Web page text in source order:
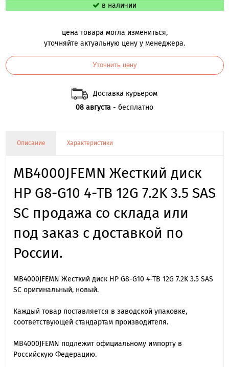
в наличии
цена товара могла измениться,
уточняйте актуальную цену у менеджера.
Уточнить цену
Доставка курьером
08 августа - бесплатно
Описание Характеристики
MB4000JFEMN Жесткий диск
HP G8-G10 4-TB 12G 7.2K 3.5 SAS
SC продажа со склада или
под заказ с доставкой по
России.
MB4000JFEMN Жесткий диск HP G8-G10 4-TB 12G 7.2K 3.5 SAS
SC оригинальный, новый.
Каждый товар поставляется в заводской упаковке,
соответствующей стандартам производителя.
MB4000JFEMN подлежит официальному импорту в
Российскую Федерацию.